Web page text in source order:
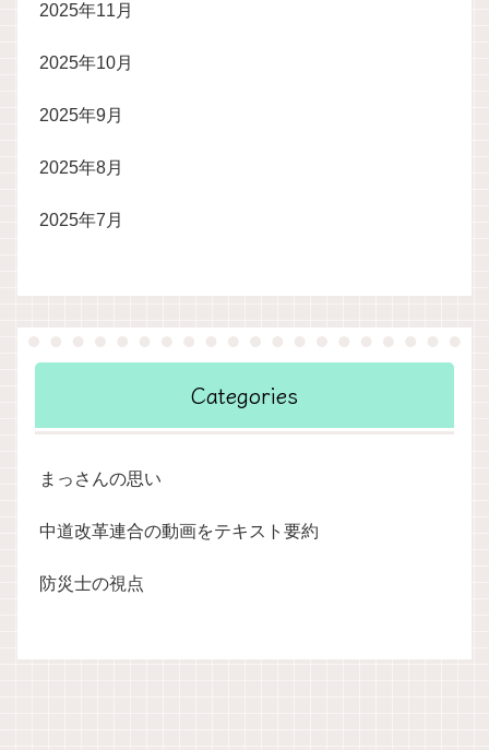
2025年11月
2025年10月
2025年9月
2025年8月
2025年7月
Categories
まっさんの思い
中道改革連合の動画をテキスト要約
防災士の視点